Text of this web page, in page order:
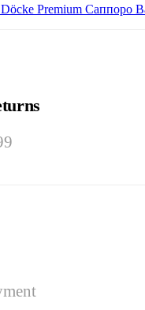
Premium Саппоро